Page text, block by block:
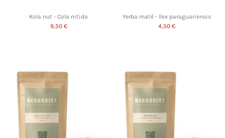
Kola nut - Cola nitida
9,50 €
Yerba maté - Ilex paraguariensis
4,50 €